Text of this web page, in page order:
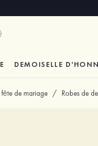
DEMOISELLE
de mariage / Robes de